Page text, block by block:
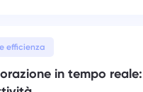
efficienza
in tempo